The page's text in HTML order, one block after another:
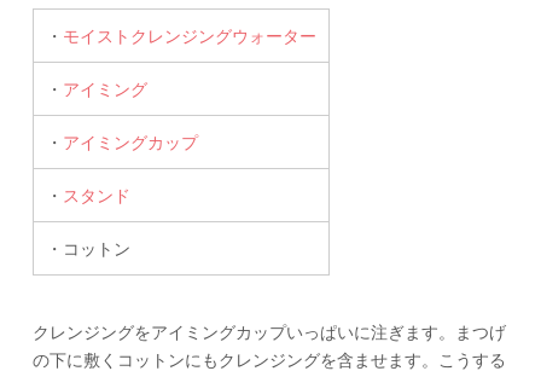
・ モイストクレンジングウォーター
・ アイミング
・ アイミングカップ
・ スタンド
・コットン
クレンジングをアイミングカップいっぱいに注ぎます。まつげ
の下に敷くコットンにもクレンジングを含ませます。こうする